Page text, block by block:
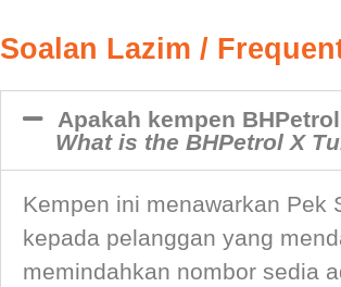
Soalan Lazim /
Apakah kempen
What is the BHPetrol X
Kempen ini menawarkan Pek
kepada pelanggan yang
memindahkan nombor sedia